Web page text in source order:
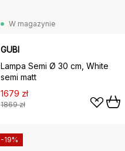
W magazynie
GUBI
Lampa Semi Ø 30 cm, White
semi matt
1679 zł
1869 zł
-19%